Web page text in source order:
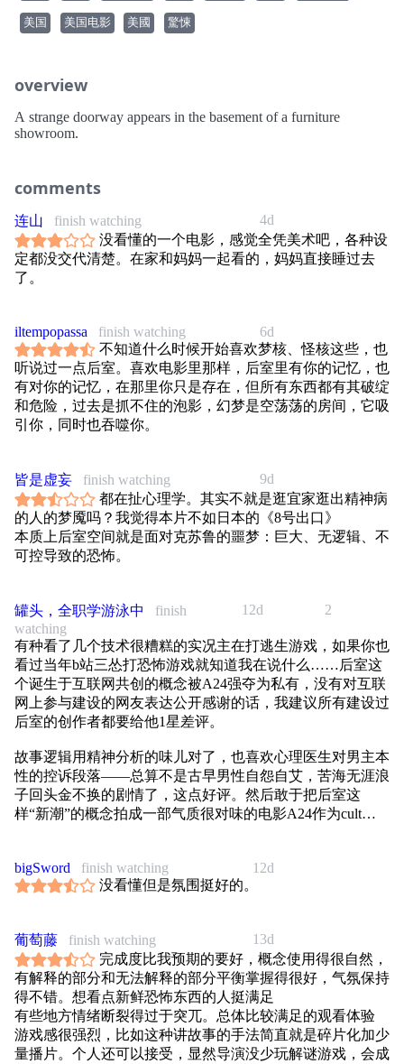
美国 美国电影 美國 驚悚
overview
A strange doorway appears in the basement of a furniture
showroom.
comments
4d
连山
finish watching
没看懂的一个电影，感觉全凭美术吧，各种设
定都没交代清楚。在家和妈妈一起看的，妈妈直接睡过去
了。
6d
iltempopassa
finish watching
不知道什么时候开始喜欢梦核、怪核这些，也
听说过一点后室。喜欢电影里那样，后室里有你的记忆，也
有对你的记忆，在那里你只是存在，但所有东西都有其破绽
和危险，过去是抓不住的泡影，幻梦是空荡荡的房间，它吸
引你，同时也吞噬你。
9d
皆是虚妄
finish watching
都在扯心理学。其实不就是逛宜家逛出精神病
的人的梦魇吗？我觉得本片不如日本的《8号出口》
本质上后室空间就是面对克苏鲁的噩梦：巨大、无逻辑、不
可控导致的恐怖。
12d 2
罐头，全职学游泳中
finish
watching
有种看了几个技术很糟糕的实况主在打逃生游戏，如果你也
看过当年b站三怂打恐怖游戏就知道我在说什么……后室这
个诞生于互联网共创的概念被A24强夺为私有，没有对互联
网上参与建设的网友表达公开感谢的话，我建议所有建设过
后室的创作者都要给他1星差评。
故事逻辑用精神分析的味儿对了，也喜欢心理医生对男主本
性的控诉段落——总算不是古早男性自怨自艾，苦海无涯浪
子回头金不换的剧情了，这点好评。然后敢于把后室这
样“新潮”的概念拍成一部气质很对味的电影A24作为cult片
在如今人人都可以当十分钟创作者的年代，一个灵光一现的
梗经过无数人加工生长出庞大的世界已经不是稀罕事了，如
12d
bigSword
finish watching
没看懂但是氛围挺好的。
13d
葡萄藤
finish watching
完成度比我预期的要好，概念使用得很自然，
有解释的部分和无法解释的部分平衡掌握得很好，气氛保持
得不错。想看点新鲜恐怖东西的人挺满足
有些地方情绪断裂得过于突兀。总体比较满足的观看体验
游戏感很强烈，比如这种讲故事的手法简直就是碎片化加少
量播片。个人还可以接受，显然导演没少玩解谜游戏，会成